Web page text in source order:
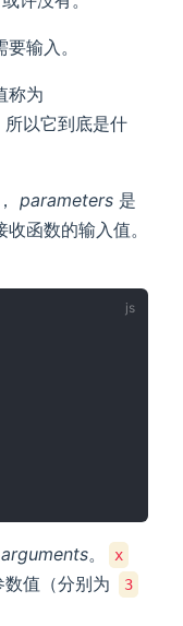
输入。
称为
以它到底是什
parameters 是
函数的输入值。
arguments。 x
数值（分别为 3